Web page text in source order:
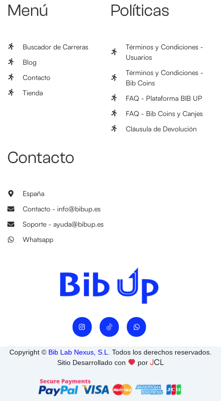
I
n
a
g
r
W
h
s
a
p
p
Menú
Buscador de Carreras
Blog
Contacto
Tienda
Políticas
Términos y Condiciones -
Usuarios
Términos y Condiciones -
Bib Coins
FAQ - Plataforma BIB UP
FAQ - Bib Coins y Canjes
Cláusula de Devolución
Contacto
España
Contacto - info@bibup.es
Soporte - ayuda@bibup.es
Whatsapp
Copyright © Bib Lab Nexus, S.L
. Todos los derechos reservados.
Sitio Desarrollado con
por JCL